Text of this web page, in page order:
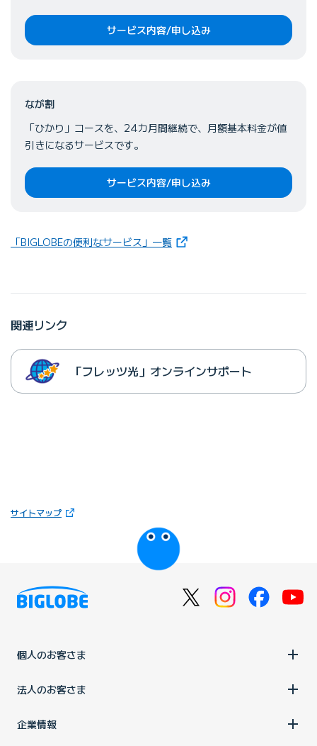
サービス内容/申し込み
なが割
「ひかり」コースを、24カ月間継続で、月額基本料金が値
引きになるサービスです。
サービス内容/申し込み
「BIGLOBEの便利なサービス」一覧（新しいタブで開きます）
関連リンク
「フレッツ光」オンラインサポート
サイトマップ（新しいタブで開きます）
びっぷるのページ
個人のお客さま
法人のお客さま
企業情報